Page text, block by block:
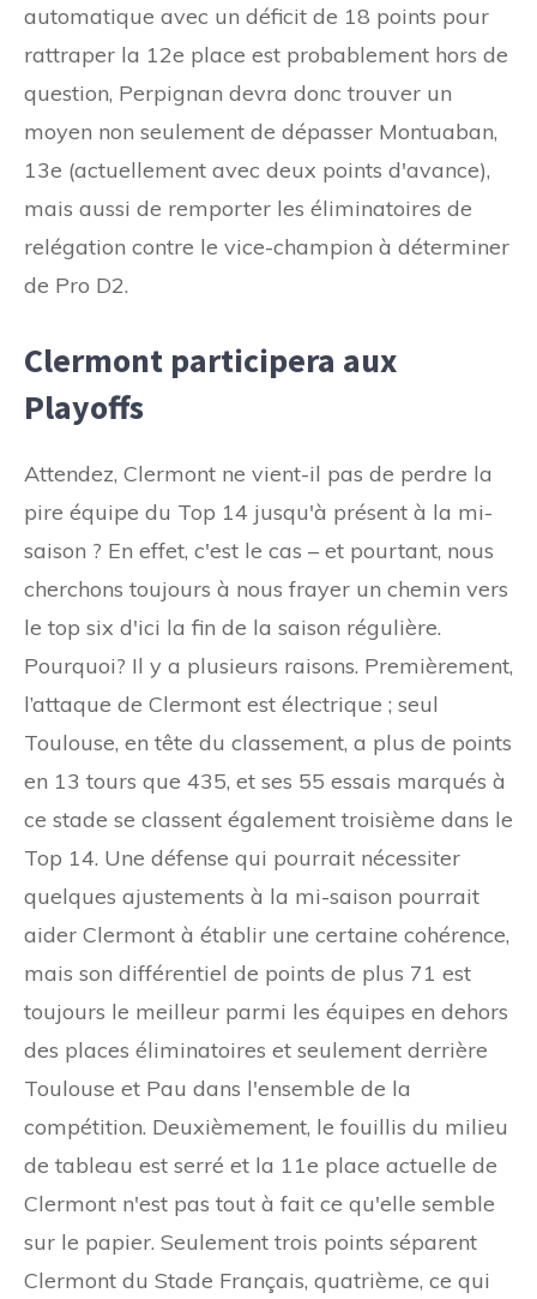
automatique avec un déficit de 18 points pour
rattraper la 12e place est probablement hors de
question, Perpignan devra donc trouver un
moyen non seulement de dépasser Montuaban,
13e (actuellement avec deux points d'avance),
mais aussi de remporter les éliminatoires de
relégation contre le vice-champion à déterminer
de Pro D2.
Clermont participera aux
Playoffs
Attendez, Clermont ne vient-il pas de perdre la
pire équipe du Top 14 jusqu'à présent à la mi-
saison ? En effet, c'est le cas – et pourtant, nous
cherchons toujours à nous frayer un chemin vers
le top six d'ici la fin de la saison régulière.
Pourquoi? Il y a plusieurs raisons. Premièrement,
l’attaque de Clermont est électrique ; seul
Toulouse, en tête du classement, a plus de points
en 13 tours que 435, et ses 55 essais marqués à
ce stade se classent également troisième dans le
Top 14. Une défense qui pourrait nécessiter
quelques ajustements à la mi-saison pourrait
aider Clermont à établir une certaine cohérence,
mais son différentiel de points de plus 71 est
toujours le meilleur parmi les équipes en dehors
des places éliminatoires et seulement derrière
Toulouse et Pau dans l'ensemble de la
compétition. Deuxièmement, le fouillis du milieu
de tableau est serré et la 11e place actuelle de
Clermont n'est pas tout à fait ce qu'elle semble
sur le papier. Seulement trois points séparent
Clermont du Stade Français, quatrième, ce qui